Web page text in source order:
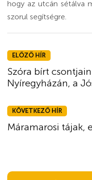
hogy az utcán sétálva
szorul segítségre.
ELŐZŐ HÍR
Szóra bírt
Nyíregyházán, a
KÖVETKEZŐ HÍR
Máramarosi tájak,